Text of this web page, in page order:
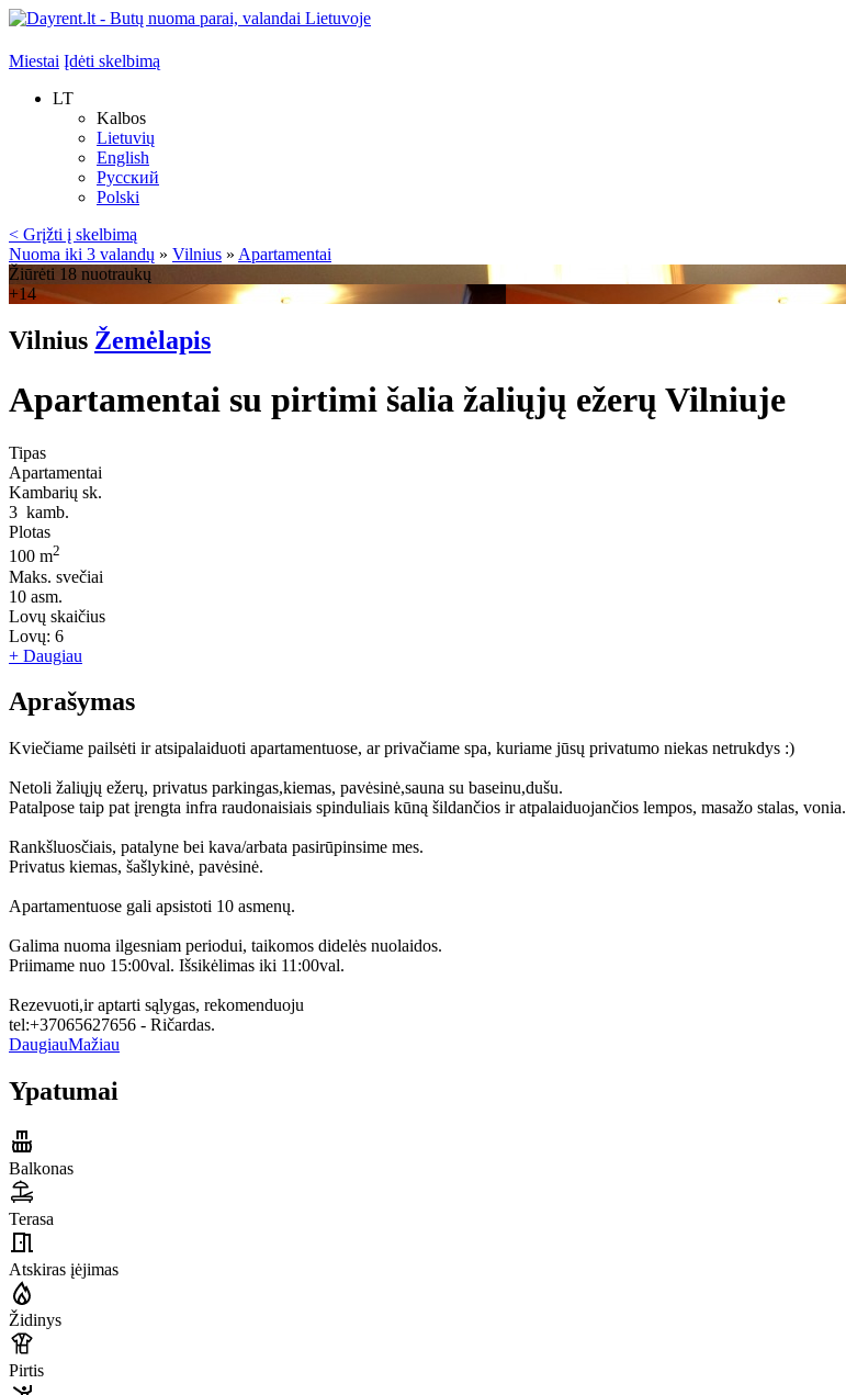
Miestai Įdėti skelbimą
LT
Kalbos
Lietuvių
English
Русский
Polski
< Grįžti į skelbimą
Nuoma iki 3 valandų » Vilnius » Apartamentai
Žiūrėti 18 nuotraukų
+14
Vilnius Žemėlapis
Apartamentai su pirtimi šalia žaliųjų ežerų Vilniuje
Tipas
Apartamentai
Kambarių sk.
3 kamb.
Plotas
100 m2
Maks. svečiai
10 asm.
Lovų skaičius
Lovų: 6
+ Daugiau
Aprašymas
Kviečiame pailsėti ir atsipalaiduoti apartamentuose, ar privačiame spa, kuriame jūsų privatumo niekas netrukdys :)
Netoli žaliųjų ežerų, privatus parkingas,kiemas, pavėsinė,sauna su baseinu,dušu.
Patalpose taip pat įrengta infra raudonaisiais spinduliais kūną šildančios ir atpalaiduojančios lempos, masažo stalas, vonia.
Rankšluosčiais, patalyne bei kava/arbata pasirūpinsime mes.
Privatus kiemas, šašlykinė, pavėsinė.
Apartamentuose gali apsistoti 10 asmenų.
Galima nuoma ilgesniam periodui, taikomos didelės nuolaidos.
Priimame nuo 15:00val. Išsikėlimas iki 11:00val.
Rezevuoti,ir aptarti sąlygas, rekomenduoju
tel:+37065627656 - Ričardas.
DaugiauMažiau
Ypatumai
Balkonas
Terasa
Atskiras įėjimas
Židinys
Pirtis